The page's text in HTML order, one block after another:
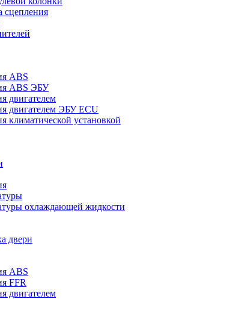
сцепления
ABS
ABS ЭБУ
двигателем
двигателем ЭБУ ECU
климатической установкой
охлаждающей жидкости
двери
ABS
FFR
двигателем